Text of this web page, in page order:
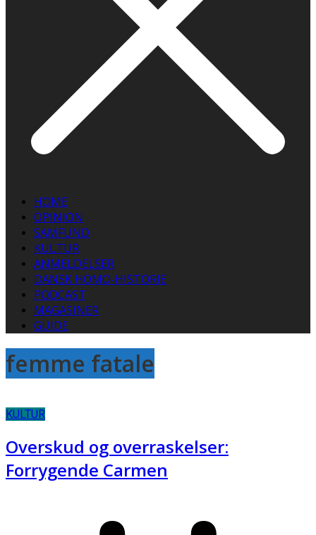
HOME
OPINION
SAMFUND
KULTUR
ANMELDELSER
DANSK HOMO-HISTORIE
PODCAST
MAGASINER
GUIDE
femme fatale
KULTUR
Overskud og overraskelser:
Forrygende Carmen